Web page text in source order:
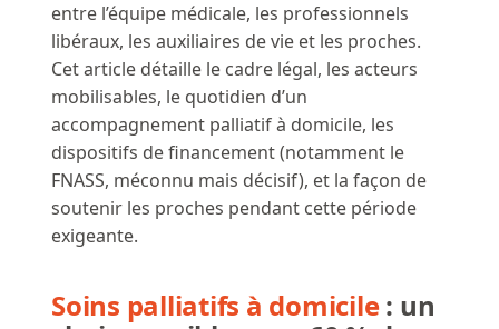
entre l’équipe médicale, les professionnels
libéraux, les auxiliaires de vie et les proches.
Cet article détaille le cadre légal, les acteurs
mobilisables, le quotidien d’un
accompagnement palliatif à domicile, les
dispositifs de financement (notamment le
FNASS, méconnu mais décisif), et la façon de
soutenir les proches pendant cette période
exigeante.
Soins palliatifs à domicile: un